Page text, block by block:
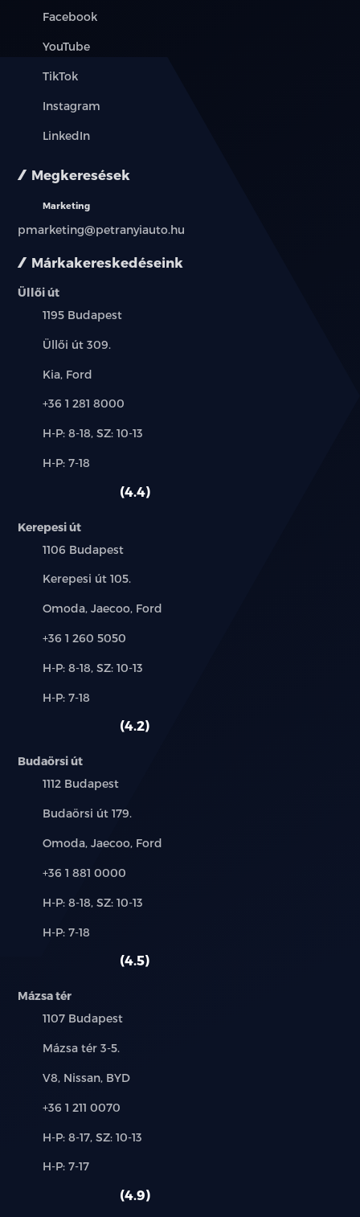
Márkakereskedéseink
Üllői út
Település:
1195 Budapest
Cím:
Üllői út 309.
Márkák:
Kia, Ford
Telefon:
+36 1 281 8000
Új-
használt
H-P: 8-18, SZ: 10-13
Alkatrész,
H-P: 7-18
4.4
Kerepesi út
Település:
1106 Budapest
Cím:
Kerepesi út 105.
Márkák:
Omoda, Jaecoo, Ford
Telefon:
+36 1 260 5050
Új-
használt
H-P: 8-18, SZ: 10-13
Alkatrész,
H-P: 7-18
4.2
Budaörsi út
Település:
1112 Budapest
Cím:
Budaörsi út 179.
Márkák:
Omoda, Jaecoo, Ford
Telefon:
+36 1 881 0000
Új-
használt
H-P: 8-18, SZ: 10-13
Alkatrész,
H-P: 7-18
4.5
Mázsa tér
Település:
1107 Budapest
Cím:
Mázsa tér 3-5.
Márkák:
V8, Nissan, BYD
Telefon:
+36 1 211 0070
Új-
használt
H-P: 8-17, SZ: 10-13
Alkatrész,
H-P: 7-17
4.9
Facebook
YouTube
TikTok
Instagram
LinkedIn
Megkeresések
Marketing
pmarketing@petranyiauto.hu